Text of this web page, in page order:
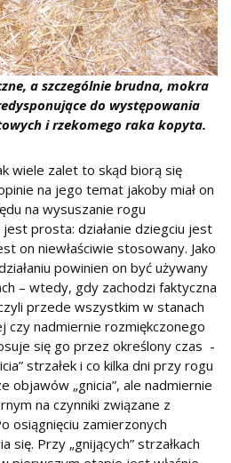
a szczególnie brudna, mokra
do występowania
i rzekomego raka kopyta.
wiele zalet to skąd biorą się
na jego temat jakoby miał on
na wysuszanie rogu
prosta: działanie dziegciu jest
on niewłaściwie stosowany. Jako
powinien on być używany
– wtedy, gdy zachodzi faktyczna
przede wszystkim w stanach
czy nadmiernie rozmiękczonego
się go przez określony czas -
strzałek i co kilka dni przy rogu
objawów „gnicia”, ale nadmiernie
na czynniki związane z
osiągnięciu zamierzonych
Przy „gnijących” strzałkach